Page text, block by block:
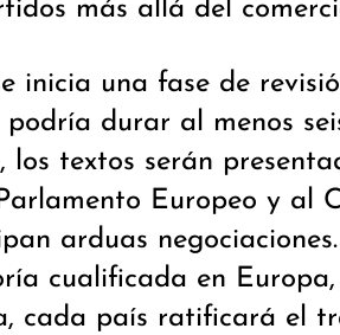
más allá del
inicia una fase de
durar al menos
los textos serán
Europeo y al
arduas
cualificada en
cada país ratificará el